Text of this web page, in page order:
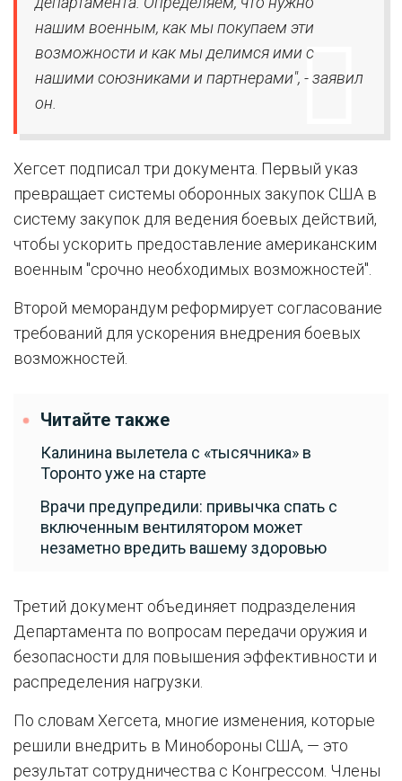
нашим военным, как мы покупаем эти
возможности и как мы делимся ими с
нашими союзниками и партнерами", - заявил
он.
Хегсет подписал три документа. Первый указ
превращает системы оборонных закупок США в
систему закупок для ведения боевых действий,
чтобы ускорить предоставление американским
военным "срочно необходимых возможностей".
Второй меморандум реформирует согласование
требований для ускорения внедрения боевых
возможностей.
Читайте также
Калинина вылетела с «тысячника» в
Торонто уже на старте
Врачи предупредили: привычка спать с
включенным вентилятором может
незаметно вредить вашему здоровью
Третий документ объединяет подразделения
Департамента по вопросам передачи оружия и
безопасности для повышения эффективности и
распределения нагрузки.
По словам Хегсета, многие изменения, которые
решили внедрить в Минобороны США, — это
результат сотрудничества с Конгрессом. Члены